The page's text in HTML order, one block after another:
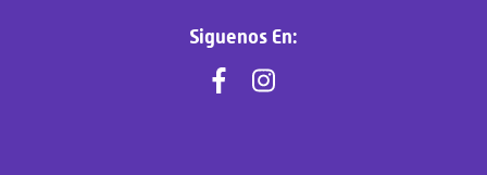
Siguenos En: